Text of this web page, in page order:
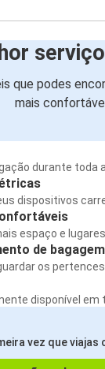
que podes
mais
durante toda
dispositivos
espaço e
de bagagem
os
disponível em
vez que viajas